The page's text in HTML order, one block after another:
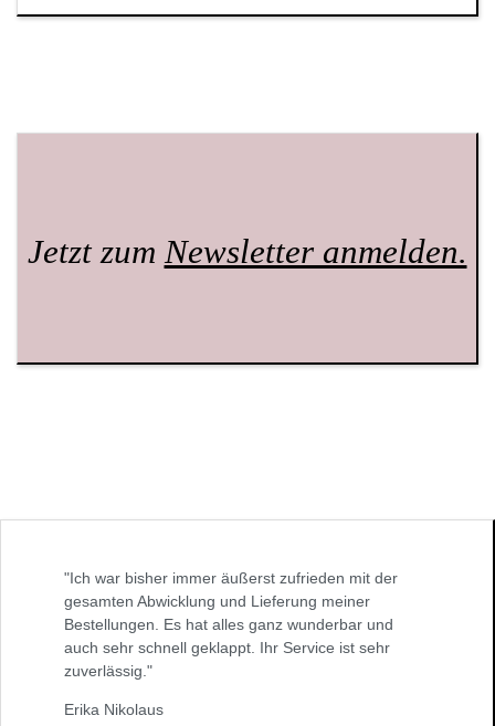
Jetzt zumNewsletter anmelden.
"Ich war bisher immer äußerst zufrieden mit der
gesamten Abwicklung und Lieferung meiner
Bestellungen. Es hat alles ganz wunderbar und
auch sehr schnell geklappt. Ihr Service ist sehr
zuverlässig."
Erika Nikolaus